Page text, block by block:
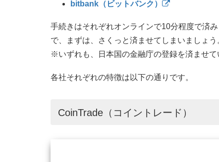
bitbank（ビットバンク）
手続きはそれぞれオンラインで10分程度で済
で、まずは、さくっと済ませてしまいましょう
※いずれも、日本国の金融庁の登録を済ませて
各社それぞれの特徴は以下の通りです。
CoinTrade（コイントレード）